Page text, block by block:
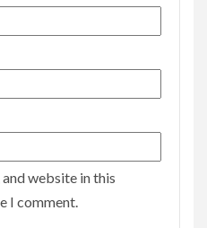
and website in this
I comment.